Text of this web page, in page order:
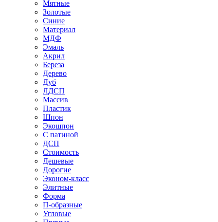
Мятные
Золотые
Синие
Материал
МДФ
Эмаль
Акрил
Береза
Дерево
Дуб
ЛДСП
Массив
Пластик
Шпон
Экошпон
С патиной
ДСП
Стоимость
Дешевые
Дорогие
Эконом-класс
Элитные
Форма
П-образные
Угловые